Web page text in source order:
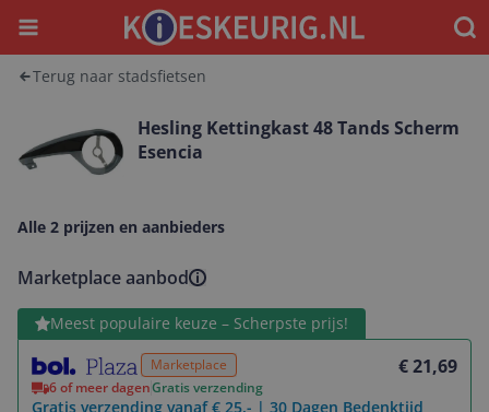
Menu
Terug naar stadsfietsen
Hesling Kettingkast 48 Tands Scherm
Esencia
Alle 2 prijzen en aanbieders
Marketplace aanbod
Meest populaire keuze – Scherpste prijs!
Marketplace € 21,69
6 of meer dagenGratis verzending
Gratis verzending vanaf € 25,- | 30 Dagen Bedenktijd
Bekijk product